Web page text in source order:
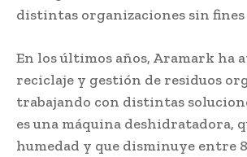
distintas organizaciones sin fines
En los últimos años, Aramark ha
reciclaje y gestión de residuos
trabajando con distintas
es una máquina deshidratadora,
humedad y que disminuye entre